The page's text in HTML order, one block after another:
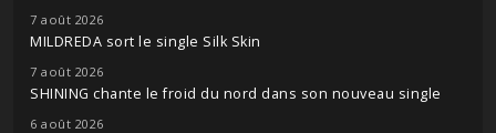
7 août 2026
MILDREDA sort le single Silk Skin
7 août 2026
SHINING chante le froid du nord dans son nouveau single
6 août 2026